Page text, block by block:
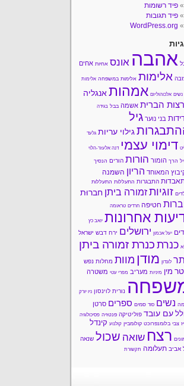
פיד רשומות
פיד תגובות
WordPress.org
אהבה אונס אחיות אחים
אלימות אלימות במשפחה אלימות
נשים אלכוהוליזם אמהותאנגליה
הברית אשמה בבל בגידה
בני נוער גיל
גילוי עריות גלעד
דימוי עצמי דנה אלעזר-הלוי
הרך הומור הורות הורים הנסיך
המאוחד הריון השמנה
התבגרות התעללות התעללות
זוגיותזמורה ביתן חברוּת
חטיפה חרדים טראומה
אחרונות יואב כץ
יעל אכמון ירושלים ירח דבש ישראל
כנרת כנרת זמורה ביתן
לונדון מודן מוות מחלות נפש
מין מיניות מעריב מפרי עטי משטרה
נורית לוינסון ניו יורק
נשים סוד סמים ספרים סרטן
עם עובד פוליטיקה פנטזיה פסיכולוגיה
צבי בלומנפרוכט קולומביין קולנוע קינדל
רצח שואה שכול שנאה
אביב תעלומה תקשורת